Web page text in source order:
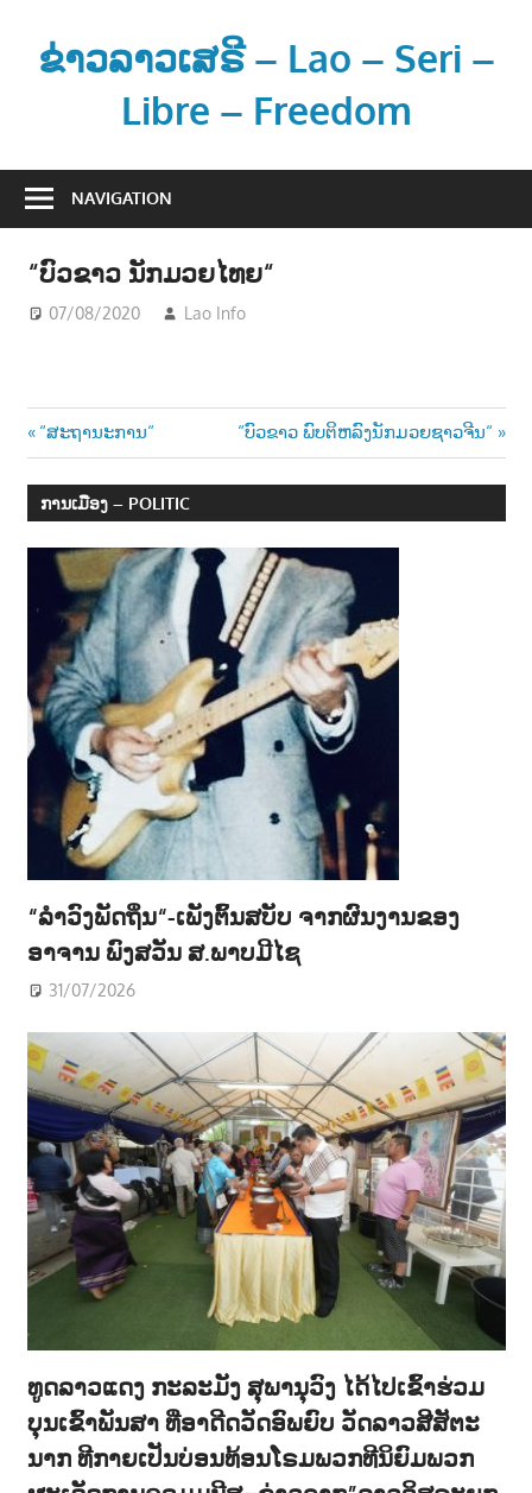
contentຂ່າວລາວເສຣີ – Lao – Seri –
Libre – Freedom
າ
ະ
ນ
ຂ່
າ
ສ
NAVIGATION
“ບົວຂາວ ນັກມວຍໄທຍ“
07/08/2020 Lao Info
Post
navigation
Previous
Post:
“ສະຖານະການ“
Next
Post:
“ບົວຂາວ ພົບຕິຫລົງນັກມວຍຊາວຈີນ“
ການເມືອງ – POLITIC
“ລຳວົງພັດຖິ່ນ“-ເພັງຕົ້ນສບັບ ຈາກຜົນງານຂອງ
ອາຈານ ພົງສວັນ ສ.ພາບມີໄຊ
31/07/2026
ທູດລາວແດງ ກະລະມັງ ສຸພານຸວົງ ໄດ້ໄປເຂົ້າຮ່ວມ
ບຸນເຂົ້າພັນສາ ທີ່ອາດີດວັດອົພຍົບ ວັດລາວສີສັຕະ
ນາກ ທີກາຍເປັນບ່ອນທ້ອນໂຣມພວກທີນິຍົມພວກ